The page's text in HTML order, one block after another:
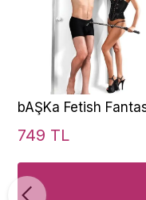
bAŞKa Fetish
Series Door Cuffs
749 TL